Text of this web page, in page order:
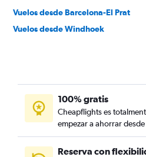
Vuelos desde Barcelona-El Prat
Vuelos desde Windhoek
100% gratis
Cheapflights es
empezar a ahorrar
Reserva con